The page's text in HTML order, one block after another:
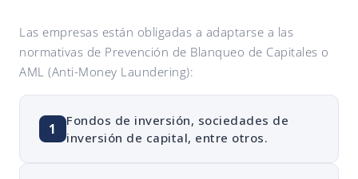
Las empresas están obligadas a adaptarse a las
normativas de Prevención de Blanqueo de Capitales o
AML (Anti-Money Laundering):
1
Fondos de inversión, sociedades de
inversión de capital, entre otros.